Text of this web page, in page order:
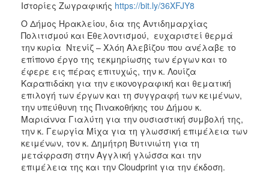
Ιστορίες Ζωγραφικής https://bit.ly/36XFJY8
Ο Δήμος Ηρακλείου, δια της Αντιδημαρχίας
Πολιτισμού και Εθελοντισμού, ευχαριστεί θερμά
την κυρία Ντενίζ – Χλόη Αλεβίζου που ανέλαβε το
επίπονο έργο της τεκμηρίωσης των έργων και το
έφερε εις πέρας επιτυχώς, την κ. Λουίζα
Καραπιδάκη για την εικονογραφική και θεματική
επιλογή των έργων και τη συγγραφή των κειμένων,
την υπεύθυνη της Πινακοθήκης του Δήμου κ.
Μαριάννα Γιαλύτη για την ουσιαστική συμβολή της,
την κ. Γεωργία Μίχα για τη γλωσσική επιμέλεια των
κειμένων, τον κ. Δημήτρη Βυτινιώτη για τη
μετάφραση στην Αγγλική γλώσσα και την
επιμέλεια της και την Cloudprint για την έκδοση.